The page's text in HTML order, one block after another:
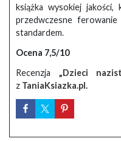
książka wysokiej
przedwczesne
standardem.
Ocena 7,5/10
Recenzja „Dzieci
z TaniaKsiazka.pl.